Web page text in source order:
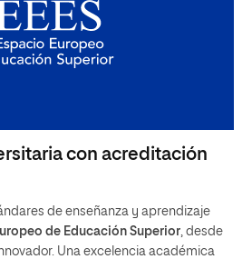
con acreditación
de enseñanza y aprendizaje
de Educación Superior, desde
Una excelencia académica